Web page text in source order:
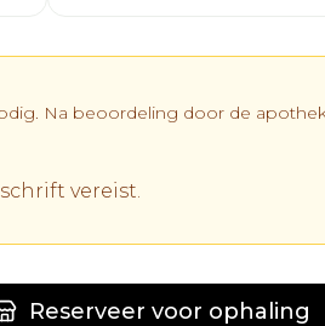
Na beoordeling door de
vereist.
Reserveer voor ophaling